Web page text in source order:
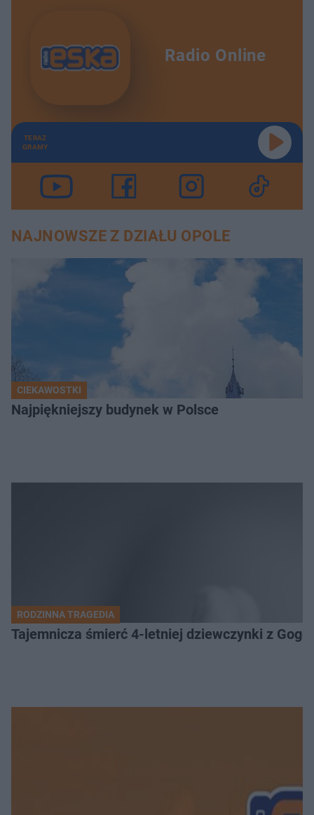
Radio Online
TERAZ
GRAMY
NAJNOWSZE Z DZIAŁU OPOLE
CIEKAWOSTKI
Najpiękniejszy budynek w Polsce
RODZINNA TRAGEDIA
Tajemnicza śmierć 4-letniej dziewczynki z